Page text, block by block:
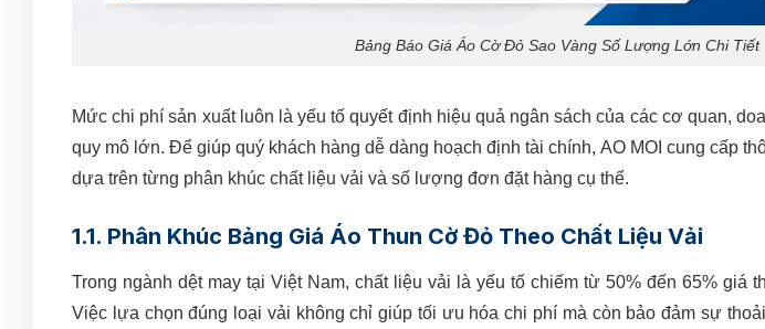
Bảng Báo Giá Áo Cờ Đỏ Sao Vàng Số Lượng Lớn Chi Tiết
Mức chi phí sản xuất luôn là yếu tố quyết định hiệu quả ngân sách của các cơ quan,
quy mô lớn. Để giúp quý khách hàng dễ dàng hoạch định tài chính, AO MOI cung cấp
dựa trên từng phân khúc chất liệu vải và số lượng đơn đặt hàng cụ thể.
1.1. Phân Khúc Bảng Giá Áo Thun Cờ Đỏ Theo Chất Liệu Vải
Trong ngành dệt may tại Việt Nam, chất liệu vải là yếu tố chiếm từ 50% đến 65% giá
Việc lựa chọn đúng loại vải không chỉ giúp tối ưu hóa chi phí mà còn bảo đảm sự